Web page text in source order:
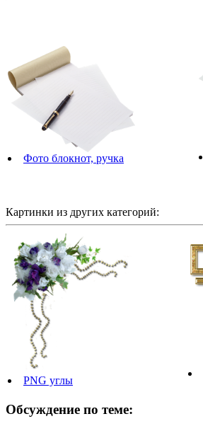
Фото блокнот, ручка
Картинки из других категорий:
PNG углы
Обсуждение по теме: